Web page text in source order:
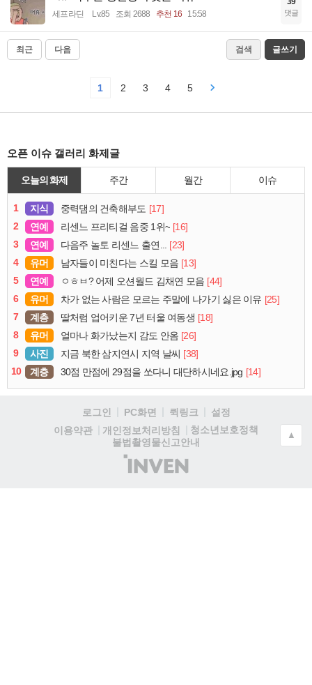
세프라딘 Lv.85 조회 2688 추천 16 15:58 댓글
최근 다음 검색 글쓰기
1 2 3 4 5
오픈 이슈 갤러리 화제글
오늘의 화제 주간 월간 이슈
1 지식 중력댐의 건축해부도 [17]
2
연예 리센느 프리티걸 음중 1위~ [16]
3
연예 다음주 놀토 리센느 출연...
[23]
4
유머 남자들이 미친다는 스킬 모음 [13]
5
연예 ㅇㅎㅂ? 어제 오션월드 김채연 모음 [44]
6
유머 차가 없는 사람은 모르는 주말에 나가기 싫은 이유 [25]
7
계층 딸처럼 업어키운 7년 터울 여동생 [18]
8
유머 얼마나 화가났는지 감도 안옴 [26]
9
사진 지금 북한 삼지연시 지역 날씨 [38]
10
계층 30점 만점에 29점을 쏘다니 대단하시네요.jpg [14]
로그인 PC화면 퀵링크
설정
이용약관
개인정보처리방침
청소년보호정책
불법촬영물신고안내
(주)
인
▲